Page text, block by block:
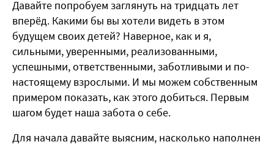
Давайте попробуем заглянуть на тридцать лет
вперёд. Какими бы вы хотели видеть в этом
будущем своих детей? Наверное, как и я,
сильными, уверенными, реализованными,
успешными, ответственными, заботливыми и по-
настоящему взрослыми. И мы можем собственным
примером показать, как этого добиться. Первым
шагом будет наша забота о себе.
Для начала давайте выясним, насколько наполнен